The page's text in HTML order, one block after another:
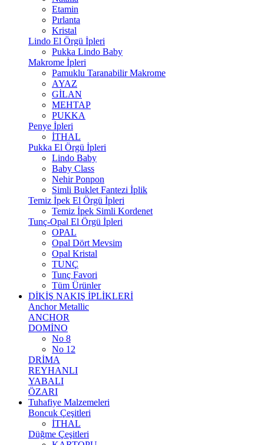
Etamin
Pırlanta
Kristal
Lindo El Örgü İpleri
Pukka Lindo Baby
Makrome İpleri
Pamuklu Taranabilir Makrome
AYAZ
GİLAN
MEHTAP
PUKKA
Penye İpleri
İTHAL
Pukka El Örgü İpleri
Lindo Baby
Baby Class
Nehir Ponpon
Simli Buklet Fantezi İplik
Temiz İpek El Örgü İpleri
Temiz İpek Simli Kordenet
Tunç-Opal El Örgü İpleri
OPAL
Opal Dört Mevsim
Opal Kristal
TUNÇ
Tunç Favori
Tüm Ürünler
DİKİŞ NAKIŞ İPLİKLERİ
Anchor Metallic
ANCHOR
DOMİNO
No 8
No 12
DRİMA
REYHANLI
YABALI
ÖZARI
Tuhafiye Malzemeleri
Boncuk Çeşitleri
İTHAL
Düğme Çeşitleri